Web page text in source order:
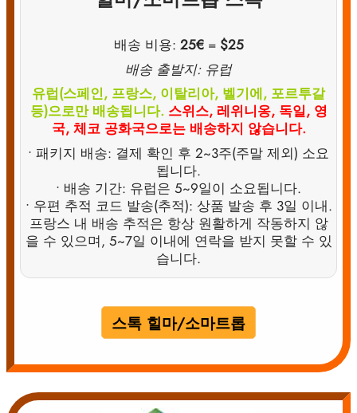
배송 비용: 25€= $25
배송 출발지: 유럽
유럽(스페인, 프랑스, 이탈리아, 벨기에, 포르투갈
등)으로만 배송됩니다. 스위스, 레위니옹, 독일, 영
국, 체코 공화국으로는 배송하지 않습니다.
• 패키지 배송: 결제 확인 후 2~3주(주말 제외) 소요
됩니다.
• 배송 기간: 유럽은 5~9일이 소요됩니다.
• 우편 추적 코드 발송(추적): 상품 발송 후 3일 이내.
프랑스 내 배송 추적은 항상 원활하게 작동하지 않
을 수 있으며, 5~7일 이내에 연락을 받지 못할 수 있
습니다.
스톡 힐마/소마트롭